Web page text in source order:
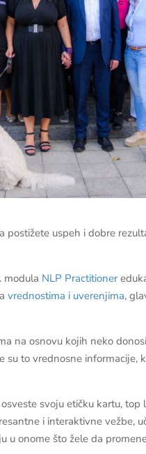
postižete uspeh i dobre
modula NLP Practitioner
vrednostima i uverenjima,
na osnovu kojih neko
su to vrednosne informacije,
svoju etičku kartu,
i interaktivne vežbe,
u onome što žele da